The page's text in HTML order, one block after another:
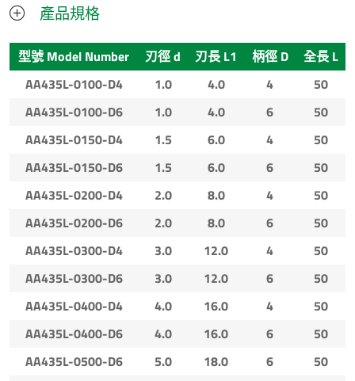
產品規格
型號 Model Number 刃徑 d 刃長 L1 柄徑 D
全長 L
AA435L-0100-D4
1.0 4.0 4
50
AA435L-0100-D6
1.0 4.0 6
50
AA435L-0150-D4
1.5 6.0 4
50
AA435L-0150-D6
1.5 6.0 6
50
AA435L-0200-D4
2.0 8.0 4
50
AA435L-0200-D6
2.0 8.0 6
50
AA435L-0300-D4
3.0 12.0 4
50
AA435L-0300-D6
3.0 12.0 6
50
AA435L-0400-D4
4.0 16.0 4
50
AA435L-0400-D6
4.0 16.0 6
50
AA435L-0500-D6
5.0 18.0 6
50